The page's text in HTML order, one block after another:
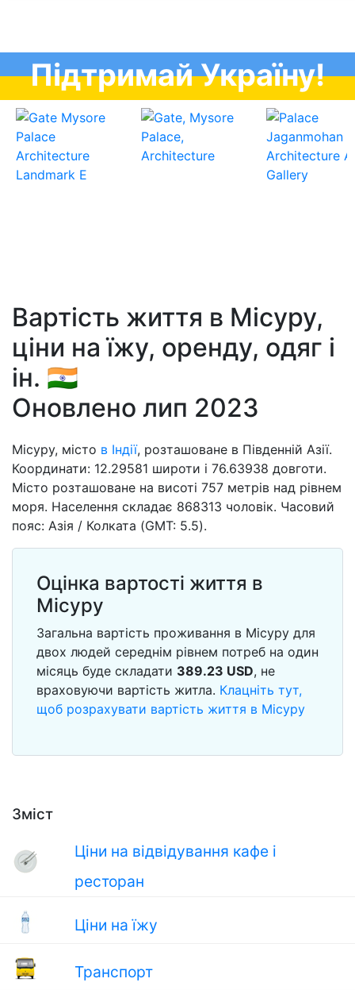
Підтримай Україну!
Вартість життя в Місуру,
ціни на їжу, оренду, одяг і
ін. 🇮🇳
Оновлено лип 2023
Зміст
Ціни на відвідування кафе і
ресторан
Ціни на їжу
Транспорт
Місуру, місто в Індії, розташоване в Південній Азії.
Координати: 12.29581 широти і 76.63938 довготи.
Місто розташоване на висоті 757 метрів над рівнем
моря. Населення складає 868313 чоловік. Часовий
пояс: Азія / Колката (GMT: 5.5).
Оцінка вартості життя в
Місуру
Загальна вартість проживання в Місуру для
двох людей середнім рівнем потреб на один
місяць буде складати 389.23 USD, не
враховуючи вартість житла. Клацніть тут,
щоб розрахувати вартість життя в Місуру